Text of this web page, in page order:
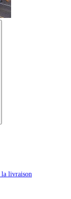
la livraison